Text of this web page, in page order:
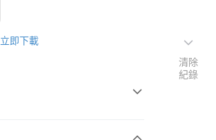
立即下載
清除
紀錄